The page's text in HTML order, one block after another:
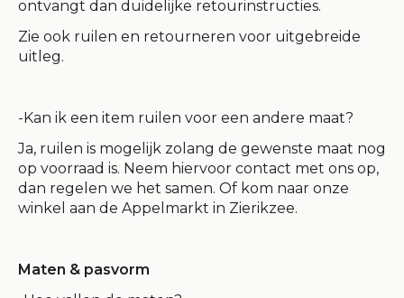
ontvangt dan duidelijke retourinstructies.
Zie ook ruilen en retourneren voor uitgebreide
uitleg.
-Kan ik een item ruilen voor een andere maat?
Ja, ruilen is mogelijk zolang de gewenste maat nog
op voorraad is. Neem hiervoor contact met ons op,
dan regelen we het samen. Of kom naar onze
winkel aan de Appelmarkt in Zierikzee.
Maten & pasvorm